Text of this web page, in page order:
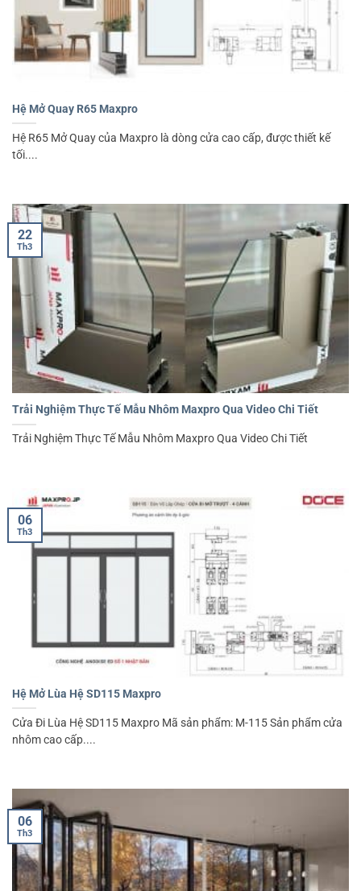
Hệ Mở Quay R65 Maxpro
Hệ R65 Mở Quay của Maxpro là dòng cửa cao cấp, được thiết kế
tối....
Trải Nghiệm Thực Tế Mẫu Nhôm Maxpro Qua Video Chi Tiết
Trải Nghiệm Thực Tế Mẫu Nhôm Maxpro Qua Video Chi Tiết
22
Th3
Hệ Mở Lùa Hệ SD115 Maxpro
Cửa Đi Lùa Hệ SD115 Maxpro Mã sản phẩm: M-115 Sản phẩm cửa
nhôm cao cấp....
06
Th3
06
Th3